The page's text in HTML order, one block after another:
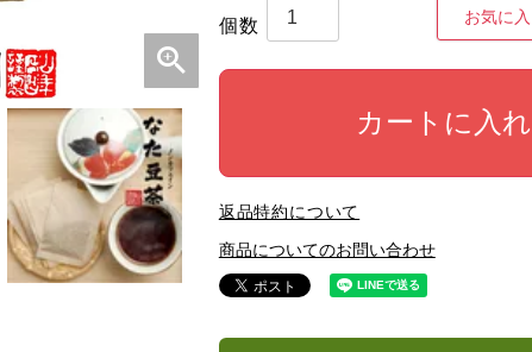
お気に
カートに入
返品特約について
商品についてのお問い合わせ